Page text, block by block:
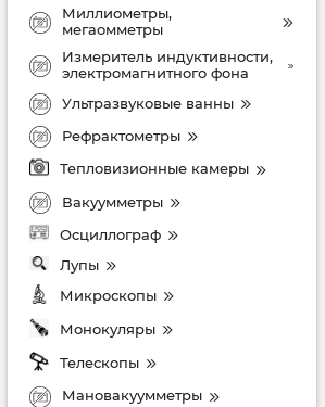
Миллиометры,
мегаомметры
Измеритель индуктивности,
электромагнитного фона
Ультразвуковые ванны
Рефрактометры
Тепловизионные камеры
Вакуумметры
Осциллограф
Лупы
Микроскопы
Монокуляры
Телескопы
Мановакуумметры